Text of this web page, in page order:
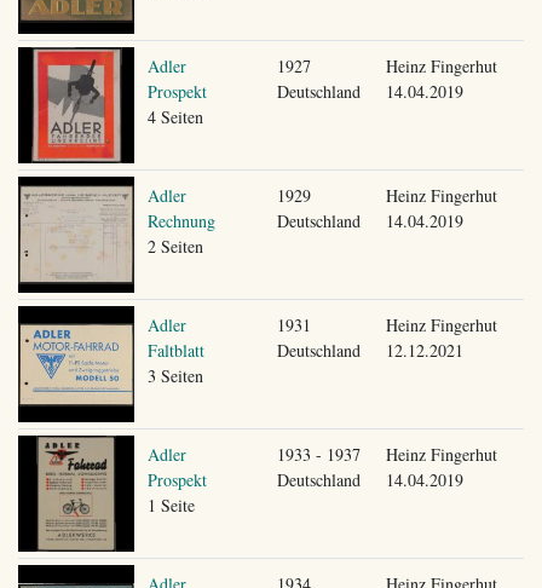
Adler
Prospekt
4 Seiten
1927
Deutschland
Heinz Fingerhut
14.04.2019
Adler
Rechnung
2 Seiten
1929
Deutschland
Heinz Fingerhut
14.04.2019
Adler
Faltblatt
3 Seiten
1931
Deutschland
Heinz Fingerhut
12.12.2021
Adler
Prospekt
1 Seite
1933 - 1937
Deutschland
Heinz Fingerhut
14.04.2019
Adler
1934
Heinz Fingerhut